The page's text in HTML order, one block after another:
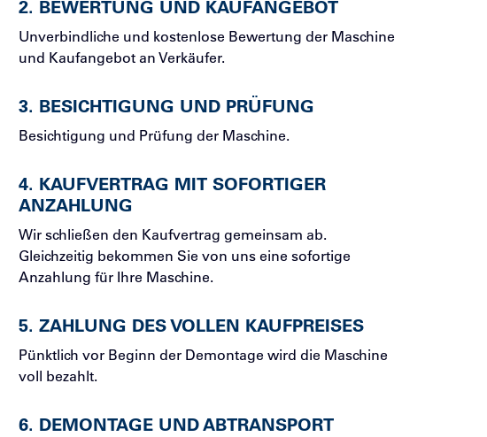
2. BEWERTUNG UND KAUFANGEBOT
Unverbindliche und kostenlose Bewertung der Maschine
und Kaufangebot an Verkäufer.
3. BESICHTIGUNG UND PRÜFUNG
Besichtigung und Prüfung der Maschine.
4. KAUFVERTRAG MIT SOFORTIGER
ANZAHLUNG
Wir schließen den Kaufvertrag gemeinsam ab.
Gleichzeitig bekommen Sie von uns eine sofortige
Anzahlung für Ihre Maschine.
5. ZAHLUNG DES VOLLEN KAUFPREISES
Pünktlich vor Beginn der Demontage wird die Maschine
voll bezahlt.
6. DEMONTAGE UND ABTRANSPORT